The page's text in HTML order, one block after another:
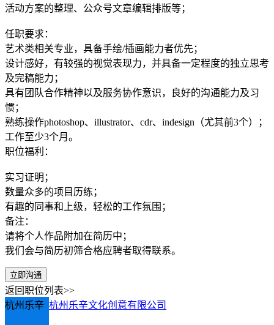
活动方案的整理、公众号文章编辑排版等；
任职要求：
艺术类相关专业，具备手绘/插画能力者优先；
设计感好，有较强的视觉表现力，并具备一定程度的独立思考
及完稿能力；
具有团队合作精神以及服务协作意识，良好的沟通能力及习
惯；
熟练操作photoshop、illustrator、cdr、indesign（尤其前3个）；
工作至少3个月。
职位福利：
实习证明；
数量众多的项目历练；
有趣的同事和上级，轻松的工作氛围；
备注：
请将个人作品附加在简历中；
我们会与简历初筛合格应聘者取得联系。
立即沟通
返回职位列表>>
杭州乐辛 杭州乐辛文化创意有限公司